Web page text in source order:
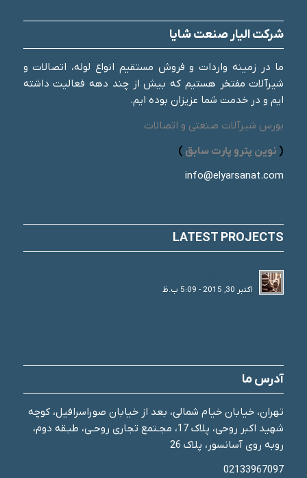
شرکت الیار صنعت شایا
ما در زمینه واردات و فروش مستقیم انواع لوله، اتصالات و
شیرآلات مفتخر هستیم که بیش از چند دهه فعالیت داشته
ایم و در خدمت شما عزیزان بوده ایم.
بورس شیرآلات صنعتی و اتصالات
( نوین پترو پارت سابق )
info@elyarsanat.com
LATEST PROJECTS
اکتبر 30, 2015 - 5:09 ب.ظ
آدرس ما
تهران، خیابان خیام شمالی، بعد از خیابان صوراسرافیل، کوچه
شهید اکبر روحی، پلاک 17، مجـتمع تجاری روحـی، طبـقه دوم،
روبه روی آسانسور، پلاک 26
02133967097